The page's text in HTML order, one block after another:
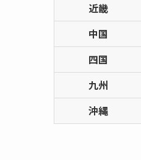
近畿
中国
四国
九州
沖縄